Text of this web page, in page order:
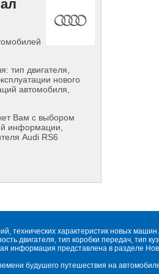
тип двигателя,
нового
автомобиля,
Вам с выбором
информации,
Audi RS6
технических характеристик новых машин.
двигателя, тип коробки передач, тип
информация представлена в разделе
будушего путешествия на